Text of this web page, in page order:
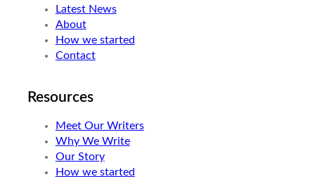
Latest News
About
How we started
Contact
Resources
Meet Our Writers
Why We Write
Our Story
How we started